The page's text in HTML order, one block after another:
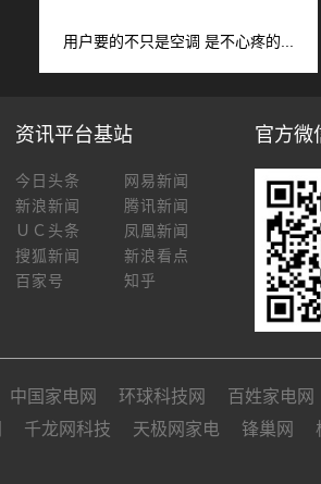
用户要的不只是空调 是不心疼的...
资讯平台基站
今日头条
网易新闻
新浪新闻
腾讯新闻
ＵＣ头条
凤凰新闻
搜狐新闻
新浪看点
百家号
知乎
官方微
中国家电网 环球科技网 百姓家电网
千龙网科技 天极网家电 锋巢网